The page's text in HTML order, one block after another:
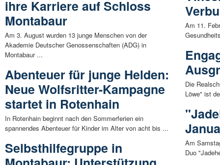
ihre Karriere auf Schloss
Montabaur
Am 3. August wurden 13 junge Menschen von der
Akademie Deutscher Genossenschaften (ADG) in
Montabaur ...
Abenteuer für junge Helden:
Neue Wolfsritter-Kampagne
startet in Rotenhain
In Rotenhain beginnt nach den Sommerferien ein
spannendes Abenteuer für Kinder im Alter von acht bis ...
Selbsthilfegruppe in
Am 11.
Die
Löwe" ist
Am
Duo